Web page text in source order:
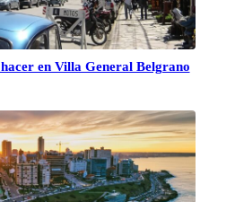
en Villa General Belgrano